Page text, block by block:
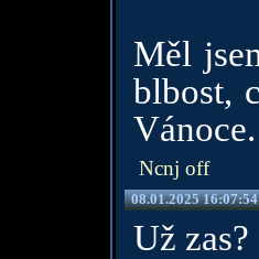
Měl
blbost,
Vánoce.
Ncnj off
08.01.2025 16:07:54
Už zas?